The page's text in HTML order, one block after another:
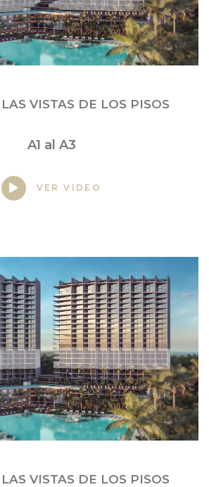
VISTAS DE LOS PISOS
A1 al A3
VER VIDEO
VISTAS DE LOS PISOS